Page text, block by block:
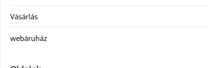
Vásárlás
webáruház